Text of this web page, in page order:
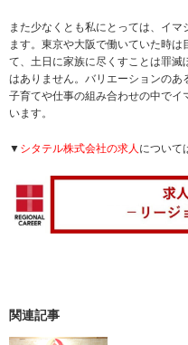
また少なくとも私にとっては、イ
ます。東京や大阪で働いていた時
て、土日に家族に尽くすことは罪
はありません。バリエーションのあ
子育てや仕事の組み合わせの中で
います。
▼ シタテル株式会社の求人 について
関連記事